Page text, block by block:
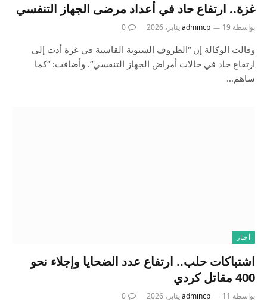
غزة.. ارتفاع حاد في أعداد مرضى الجهاز التنفسي
بواسطة admincp 19 يناير، 2026 0
وقالت الوكالة إن “الظروف الشتوية القاسية في غزة أدت إلى
ارتفاع حاد في حالات أمراض الجهاز التنفسي”. وأضافت: “كما
ساهم…
أخبار
اشتباكات حلب.. ارتفاع عدد الضحايا وإجلاء نحو
400 مقاتل كردي
بواسطة admincp 11 يناير، 2026 0